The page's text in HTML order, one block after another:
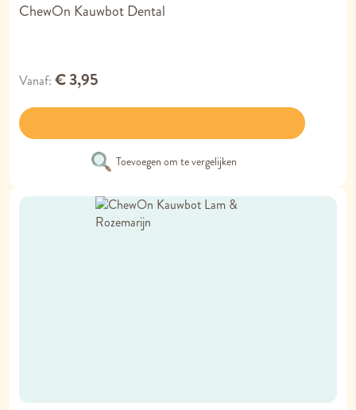
ChewOn Kauwbot Dental
Vanaf € 3,95
Toevoegen om te vergelijken